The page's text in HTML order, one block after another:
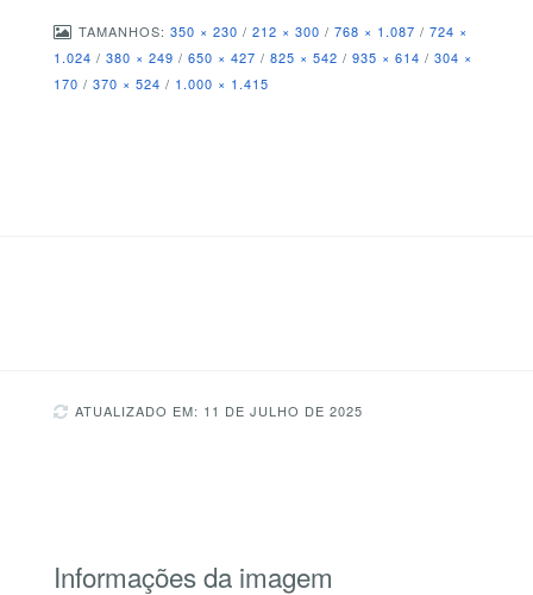
TAMANHOS: 350 × 230 / 212 × 300 / 768 × 1.087 / 724 ×
1.024 / 380 × 249 / 650 × 427 / 825 × 542 / 935 × 614 / 304 ×
170 / 370 × 524 / 1.000 × 1.415
ATUALIZADO EM: 11 DE JULHO DE 2025
Informações da imagem